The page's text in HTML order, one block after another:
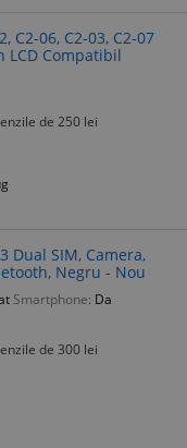
C2-06, C2-03, C2-07
LCD Compatibil
de 250 lei
Dual SIM, Camera,
Negru - Nou
Smartphone: Da
de 300 lei